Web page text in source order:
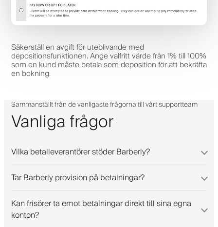
Säkerställ en avgift för uteblivande med
depositionsfunktionen. Ange valfritt värde från 1% till 100%
som en kund måste betala som deposition för att bekräfta
en bokning.
Sammanställt från de vanligaste frågorna till vårt supportteam
Vanliga frågor
Vilka betalleverantörer stöder Barberly?
Tar Barberly provision på betalningar?
Kan frisörer ta emot betalningar direkt till sina egna
konton?